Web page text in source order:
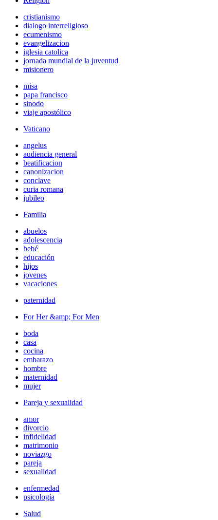
cristianismo
dialogo interreligioso
ecumenismo
evangelizacion
iglesia catolica
jornada mundial de la juventud
misionero
misa
papa francisco
sinodo
viaje apostólico
Vaticano
angelus
audiencia general
beatificacion
canonizacion
conclave
curia romana
jubileo
Familia
abuelos
adolescencia
bebé
educación
hijos
jovenes
vacaciones
paternidad
For Her &amp; For Men
boda
casa
cocina
embarazo
hombre
maternidad
mujer
Pareja y sexualidad
amor
divorcio
infidelidad
matrimonio
noviazgo
pareja
sexualidad
enfermedad
psicología
Salud